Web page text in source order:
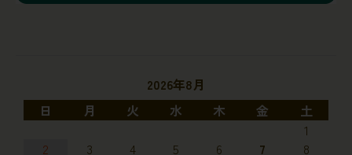
2026年8月
日
月 火 水 木 金
土
1
2
3 4 5 6 7
8